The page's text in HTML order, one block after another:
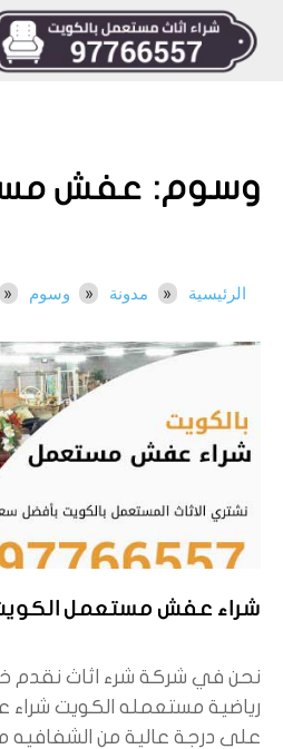
وسوم: عفش
الرئيسية مدونة وسوم
شراء عفش مستعمل الكويت
نحن في شركة شرء اثاث نقدم
رياضية مستعمله الكويت
على درجة عالية من الشفافيه